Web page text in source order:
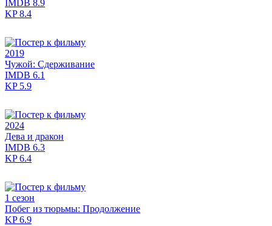
IMDB 8.9
KP8.4
2019
Чужой: Сдерживание
IMDB 6.1
KP5.9
2024
Дева и дракон
IMDB 6.3
KP6.4
1 сезон
Побег из тюрьмы: Продолжение
KP6.9